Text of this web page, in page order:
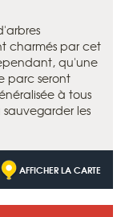
charmés par cet
qu'une
parc seront
à tous
les
AFFICHER LA CARTE